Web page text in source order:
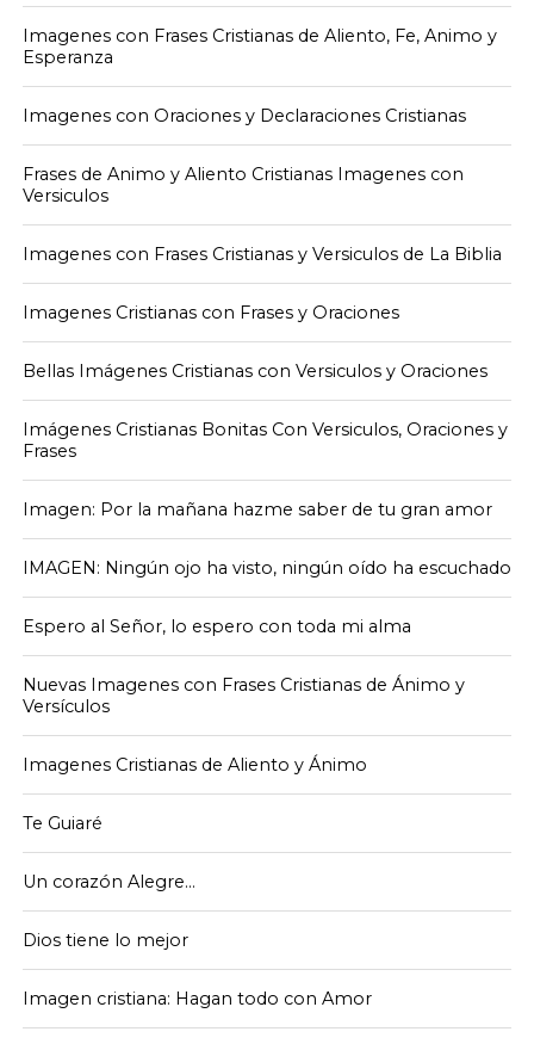
Imagenes con Frases Cristianas de Aliento, Fe, Animo y
Esperanza
Imagenes con Oraciones y Declaraciones Cristianas
Frases de Animo y Aliento Cristianas Imagenes con
Versiculos
Imagenes con Frases Cristianas y Versiculos de La Biblia
Imagenes Cristianas con Frases y Oraciones
Bellas Imágenes Cristianas con Versiculos y Oraciones
Imágenes Cristianas Bonitas Con Versiculos, Oraciones y
Frases
Imagen: Por la mañana hazme saber de tu gran amor
IMAGEN: Ningún ojo ha visto, ningún oído ha escuchado
Espero al Señor, lo espero con toda mi alma
Nuevas Imagenes con Frases Cristianas de Ánimo y
Versículos
Imagenes Cristianas de Aliento y Ánimo
Te Guiaré
Un corazón Alegre…
Dios tiene lo mejor
Imagen cristiana: Hagan todo con Amor